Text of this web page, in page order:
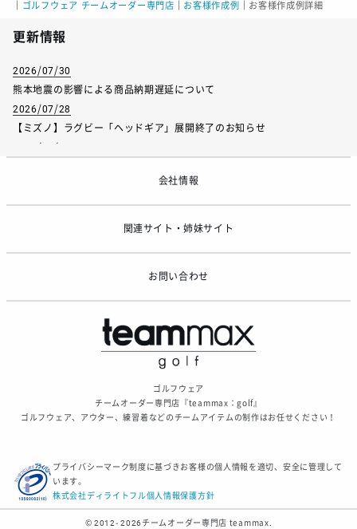
ゴルフウェア チームオーダー専門店 お客様作成例 お客様作成例詳細
更新情報
2026/07/30
熊本地震の影響による商品納期遅延について
2026/07/28
【ミズノ】ラグビー「ヘッドギア」展開終了のお知らせ
【アシックス】一部商品「生地の在庫限り」廃盤のお知らせ
会社情報
関連サイト・姉妹サイト
お問い合わせ
ゴルフウェア
チームオーダー専門店『teammax：golf』
ゴルフウェア、アウター、練習着などのチームアイテムの制作はお任せください！
プライバシーマーク制度に基づきお客様の個人情報を適切、安全に管理して
います。
株式会社ディライトフル個人情報保護方針
© 2012- 2026 チームオーダー専門店 teammax.